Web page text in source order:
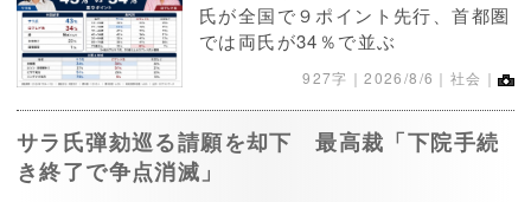
氏が全国で９ポイント先行、首都圏
では両氏が34％で並ぶ
927字｜2026/8/6 ｜社会｜
サラ氏弾劾巡る請願を却下 最高裁「下院手続
き終了で争点消滅」